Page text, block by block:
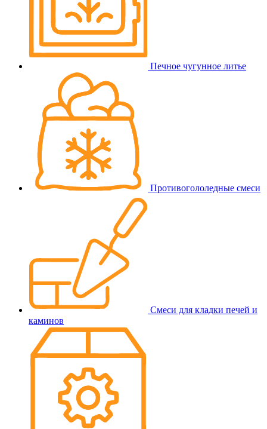
Печное чугунное литье
Противогололедные смеси
Смеси для кладки печей и
каминов